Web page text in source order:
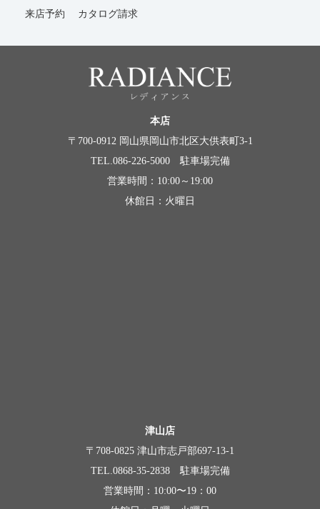
来店予約 カタログ請求
本店
〒700-0912 岡山県岡山市北区大供表町3-1
TEL.086-226-5000 駐車場完備
営業時間：10:00～19:00
休館日：火曜日
津山店
〒708-0825 津山市志戸部697-13-1
TEL.0868-35-2838 駐車場完備
営業時間：10:00〜19：00